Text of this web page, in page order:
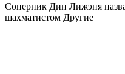
Соперник Дин Лижэня
шахматистом Другие